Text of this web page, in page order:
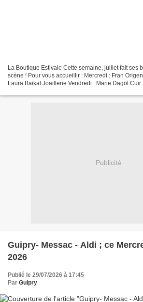
La Boutique Estivale Cette semaine, juillet fait ses
scène ! Pour vous accueillir : Mercredi : Fran
Laura Baikal Joaillerie Vendredi : Marie Dagot
Publicité
Guipry- Messac - Aldi ; ce
2026
Publié le 29/07/2026 à 17:45
Par Guipry